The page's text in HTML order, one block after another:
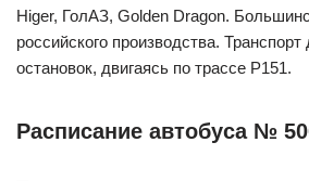
Higer, ГолАЗ, Golden Dragon.
российского производства.
остановок, двигаясь по трассе Р151.
Расписание автобуса №